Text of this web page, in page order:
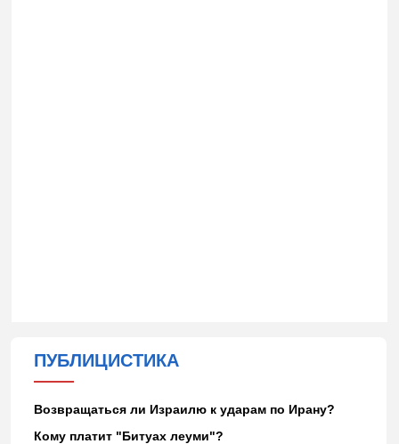
ПУБЛИЦИСТИКА
Возвращаться ли Израилю к ударам по Ирану?
Кому платит "Битуах леуми"?